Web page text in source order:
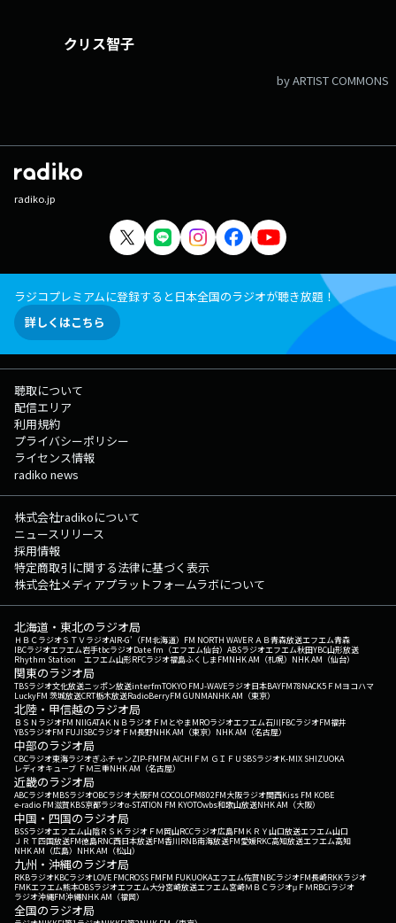
クリス智子
by ARTIST COMMONS
radiko.jp
ラジコプレミアムに登録すると日本全国のラジオが聴き放題！
詳しくはこちら
聴取について
配信エリア
利用規約
プライバシーポリシー
ライセンス情報
radiko news
株式会社radikoについて
ニュースリリース
採用情報
特定商取引に関する法律に基づく表示
株式会社メディアプラットフォームラボについて
北海道・東北のラジオ局
ＨＢＣラジオＳＴＶラジオAIR-G'（FM北海道） FM NORTH WAVEＲＡＢ青森放送エフエム青森
IBCラジオエフエム岩手tbcラジオDate fm（エフエム仙台） ABSラジオエフエム秋田YBC山形放送
Rhythm Station エフエム山形RFCラジオ福島ふくしまFMNHK AM（札幌） NHK AM（仙台）
関東のラジオ局
TBSラジオ文化放送ニッポン放送interfmTOKYO FMJ-WAVEラジオ日本BAYFM78NACK5 ＦＭヨコハマ
LuckyFM 茨城放送CRT栃木放送RadioBerryFM GUNMANHK AM（東京）
北陸・甲信越のラジオ局
ＢＳＮラジオFM NIIGATAＫＮＢラジオ ＦＭとやまMROラジオエフエム石川FBCラジオFM福井
YBSラジオFM FUJISBCラジオ ＦＭ長野NHK AM（東京） NHK AM（名古屋）
中部のラジオ局
CBCラジオ東海ラジオぎふチャンZIP-FMFM AICHI ＦＭ ＧＩＦＵ SBSラジオK-MIX SHIZUOKA
レディオキューブ ＦＭ三重NHK AM（名古屋）
近畿のラジオ局
ABCラジオMBSラジオOBCラジオ大阪FM COCOLOFM802FM大阪ラジオ関西Kiss FM KOBE
e-radio FM滋賀KBS京都ラジオα-STATION FM KYOTOwbs和歌山放送NHK AM（大阪）
中国・四国のラジオ局
BSSラジオエフエム山陰ＲＳＫラジオ ＦＭ岡山RCCラジオ広島FM ＫＲＹ山口放送エフエム山口
ＪＲＴ四国放送FM徳島RNC西日本放送FM香川RNB南海放送FM愛媛RKC高知放送エフエム高知
NHK AM（広島） NHK AM（松山）
九州・沖縄のラジオ局
RKBラジオKBCラジオLOVE FMCROSS FMFM FUKUOKAエフエム佐賀NBCラジオFM長崎RKKラジオ
FMKエフエム熊本OBSラジオエフエム大分宮崎放送エフエム宮崎ＭＢＣラジオμＦＭRBCiラジオ
ラジオ沖縄FM沖縄NHK AM（福岡）
全国のラジオ局